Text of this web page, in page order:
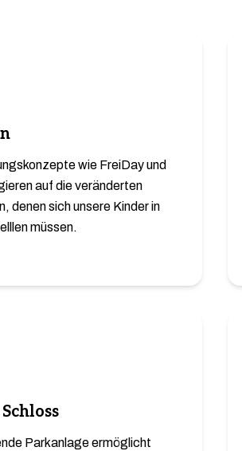
wie FreiDay und
auf die veränderten
denen sich unsere Kinder in
müssen.
Parkanlage ermöglicht